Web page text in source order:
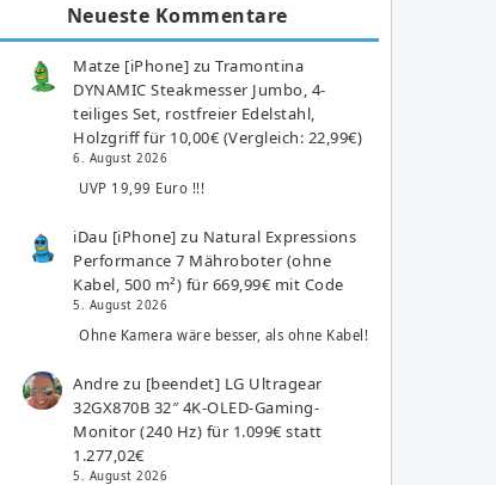
Neueste Kommentare
Matze [iPhone] zuTramontina
DYNAMIC Steakmesser Jumbo, 4-
teiliges Set, rostfreier Edelstahl,
Holzgriff für 10,00€ (Vergleich: 22,99€)
6. August 2026
UVP 19,99 Euro !!!
iDau [iPhone] zu Natural Expressions
Performance 7 Mähroboter (ohne
Kabel, 500 m²) für 669,99€ mit Code
5. August 2026
Ohne Kamera wäre besser, als ohne Kabel!
Andre zu [beendet] LG Ultragear
32GX870B 32″ 4K-OLED-Gaming-
Monitor (240 Hz) für 1.099€ statt
1.277,02€
5. August 2026